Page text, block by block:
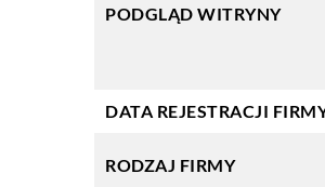
PODGLĄD WITRYNY
DATA REJESTRACJI
RODZAJ FIRMY